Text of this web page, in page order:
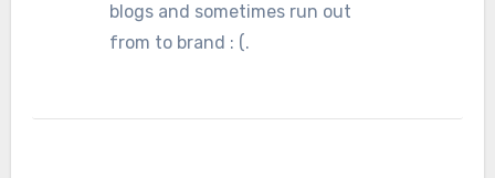
blogs and sometimes run out
from to brand : (.